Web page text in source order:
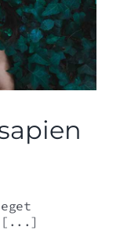
[...]